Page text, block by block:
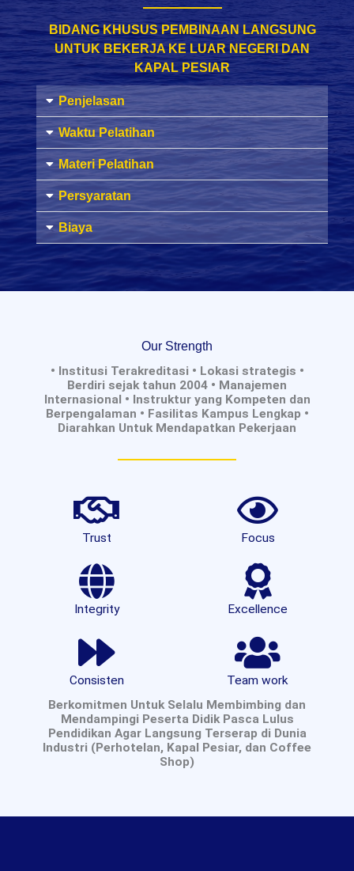
BIDANG KHUSUS PEMBINAAN LANGSUNG
UNTUK BEKERJA KE LUAR NEGERI DAN
KAPAL PESIAR
Penjelasan
Waktu Pelatihan
Materi Pelatihan
Persyaratan
Biaya
Our Strength
• Institusi Terakreditasi • Lokasi strategis •
Berdiri sejak tahun 2004 • Manajemen
Internasional • Instruktur yang Kompeten dan
Berpengalaman • Fasilitas Kampus Lengkap •
Diarahkan Untuk Mendapatkan Pekerjaan
Trust Focus
Integrity Excellence
Consisten
Team work
Berkomitmen Untuk Selalu Membimbing dan
Mendampingi Peserta Didik Pasca Lulus
Pendidikan Agar Langsung Terserap di Dunia
Industri (Perhotelan, Kapal Pesiar, dan Coffee
Shop)